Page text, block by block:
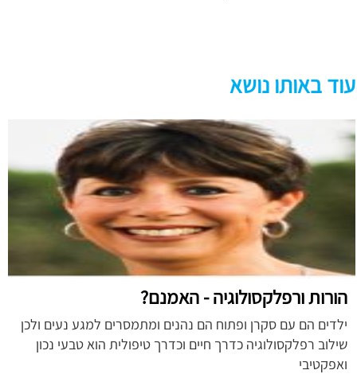
עוד באותו נושא
הורות ורפלקסולוגיה - האמנם?
ילדים הם עם סקרן ופתוח הם נהנים ומתמסרים למגע נעים ולכן
שילוב רפלקסולוגיה כדרך חיים וכדרך טיפולית הוא טבעי נכון
ואפקטיבי